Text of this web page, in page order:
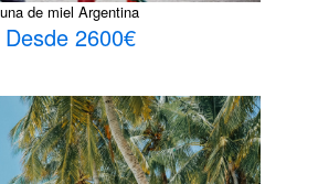
de miel Argentina
Desde 2600€